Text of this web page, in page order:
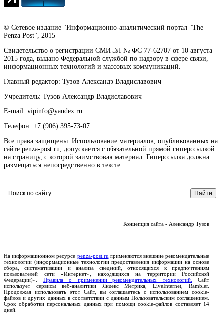
© Сетевое издание "Информационно-аналитический портал "The
Penza Post", 2015
Свидетельство о регистрации СМИ ЭЛ № ФС 77-62707 от 10 августа
2015 года, выдано Федеральной службой по надзору в сфере связи,
информационных технологий и массовых коммуникаций.
Главный редактор: Тузов Александр Владиславович
Учредитель: Тузов Александр Владиславович
E-mail: vipinfo@yandex.ru
Телефон: +7 (906) 395-73-07
Все права защищены. Использование материалов, опубликованных на
сайте penza-post.ru, допускается с обязательной прямой гиперссылкой
на страницу, с которой заимствован материал. Гиперссылка должна
размещаться непосредственно в тексте.
Концепция сайта - Александр Тузов
На информационном ресурсе penza-post.ru применяются внешние рекомендательные
технологии (информационные технологии предоставления информации на основе
сбора, систематизации и анализа сведений, относящихся к предпочтениям
пользователей сети «Интернет», находящихся на территории Российской
Федерации)». Правила о применении рекомендательных технологий.
Сайт
использует сервисы веб-аналитики Яндекс Метрика, LiveInternet, Rambler.
Продолжая использовать этот Сайт, вы соглашаетесь с использованием cookie-
файлов и других данных в соответствии с данным Пользовательским соглашением.
Срок обработки персональных данных при помощи cookie-файлов составляет 14
дней.